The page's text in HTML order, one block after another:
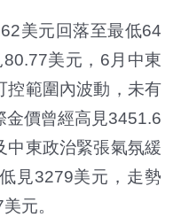
美元回落至最低64
美元，6月中東
控範圍內波動，未有
金價曾經高見3451.6
中東政治緊張氣氛緩
見3279美元，走勢
元。